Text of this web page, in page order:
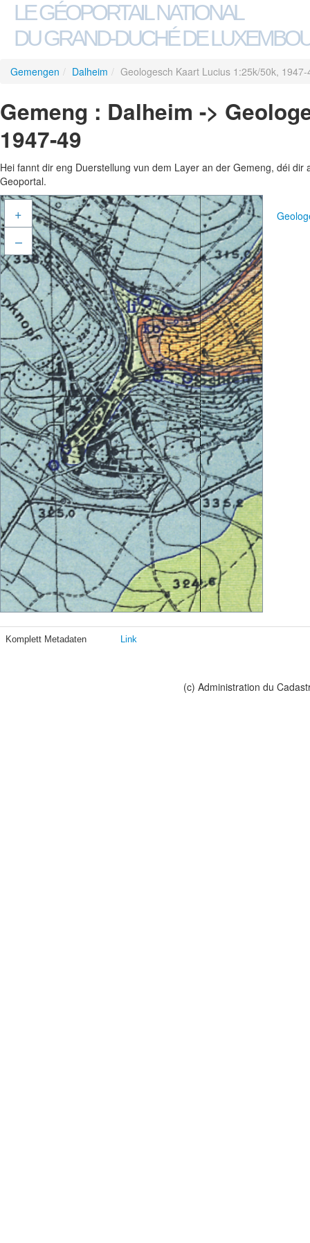
LE GÉOPORTAIL NATIONAL
DU GRAND-DUCHÉ DE
Gemengen / Dalheim / Geologesch Kaart Lucius 1:25k/50k, 1947-
Gemeng : Dalheim ->
1947-49
Hei fannt dir eng Duerstellung vun dem Layer an der Gemeng, déi
Geoportal.
+
–
Komplett Metadaten Link
(c) Administration du